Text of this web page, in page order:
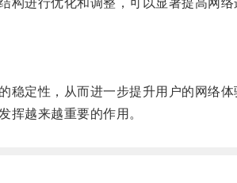
进行优化和调整，可以显著提高网络
定性，从而进一步提升用户的网络体
越来越重要的作用。